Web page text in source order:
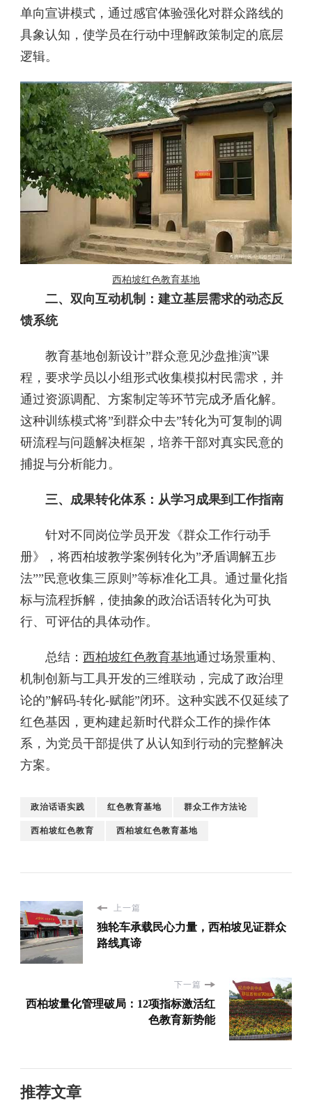
单向宣讲模式，通过感官体验强化对群众路线的
具象认知，使学员在行动中理解政策制定的底层
逻辑。
西柏坡红色教育基地
二、双向互动机制：建立基层需求的动态反
馈系统‌
教育基地创新设计”群众意见沙盘推演”课
程，要求学员以小组形式收集模拟村民需求，并
通过资源调配、方案制定等环节完成矛盾化解。
这种训练模式将”到群众中去”转化为可复制的调
研流程与问题解决框架，培养干部对真实民意的
捕捉与分析能力。
三、成果转化体系：从学习成果到工作指南‌
针对不同岗位学员开发《群众工作行动手
册》，将西柏坡教学案例转化为”矛盾调解五步
法””民意收集三原则”等标准化工具。通过量化指
标与流程拆解，使抽象的政治话语转化为可执
行、可评估的具体动作。
总结： 西柏坡红色教育基地通过场景重构、
机制创新与工具开发的三维联动，完成了政治理
论的”解码-转化-赋能”闭环。这种实践不仅延续了
红色基因，更构建起新时代群众工作的操作体
系，为党员干部提供了从认知到行动的完整解决
方案。
政治话语实践 红色教育基地 群众工作方法论
西柏坡红色教育 西柏坡红色教育基地
上一篇
独轮车承载民心力量，西柏坡见证群众
路线真谛
下一篇
西柏坡量化管理破局：12项指标激活红
色教育新势能
推荐文章